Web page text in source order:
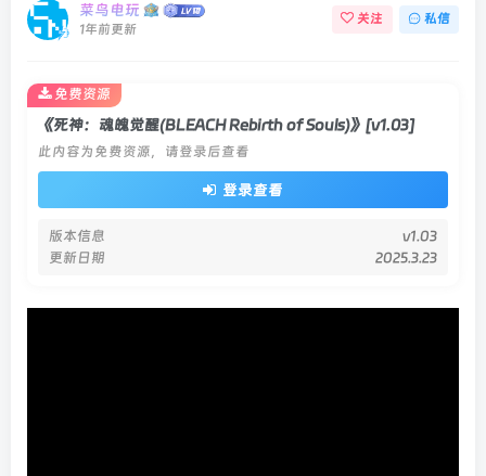
菜鸟电玩
1年前更新
关注 私信
《死神：魂魄觉醒(BLEACH Rebirth of Souls)》[v1.03]
此内容为免费资源，请登录后查看
登录查看
版本信息
v1.03
更新日期
2025.3.23
免费资源